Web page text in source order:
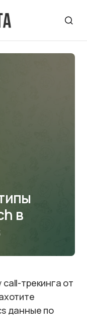
в
call-трекинга от
данные по